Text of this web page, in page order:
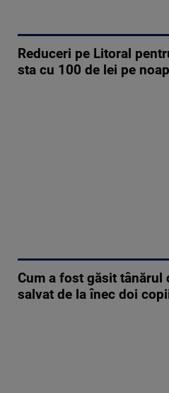
Reduceri pe Litoral
sta cu 100 de lei pe
Cum a fost găsit tânărul
salvat de la înec doi